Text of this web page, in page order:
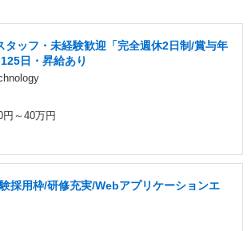
タッフ・未経験歓迎「完全週休2日制/賞与年
日・昇給あり
円～40万円
採用枠/研修充実/Webアプリケーションエ